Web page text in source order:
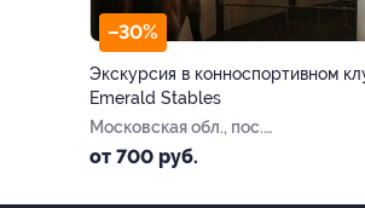
–30%
Экскурсия в конноспортивном
Emerald Stables
Московская обл., пос.
Нарынка, тер. отеля
от 700 руб.